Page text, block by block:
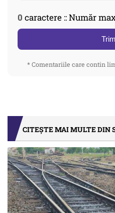
0 caractere :: Număr
* Comentariile care contin
CITEȘTE MAI MULTE DIN